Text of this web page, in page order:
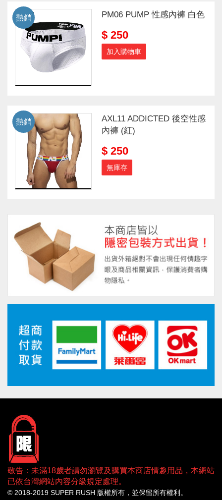
PM06 PUMP 性感內褲 白色
$ 250
加入購物車
熱銷
AXL11 ADDICTED 後空性感
內褲 (紅)
$ 250
無庫存
熱銷
敬告：未滿18歲者請勿瀏覽及購買本商店情趣用品，本網站
已依台灣網站內容分級規定處理。
© 2018-2019 SUPER RUSH 版權所有，並保留所有權利。